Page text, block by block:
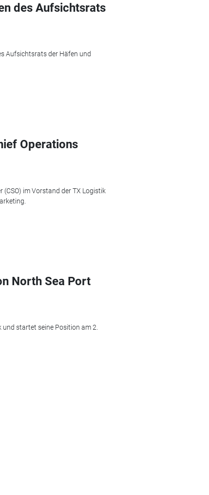
des Aufsichtsrats
Aufsichtsrats der Häfen und
Operations
(CSO) im Vorstand der TX Logistik
North Sea Port
startet seine Position am 2.